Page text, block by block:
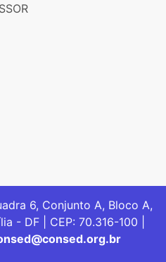
6, Conjunto A, Bloco A,
- DF | CEP: 70.316-100 |